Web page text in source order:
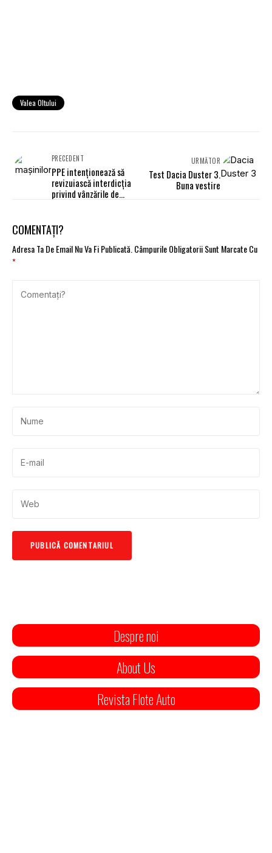
Valea Oltului
PRECEDENT
PPE intenționează să
revizuiască interdicția
privind vânzările de
URMĂTOR
Test Dacia Duster 3.
Buna vestire
COMENTAȚI?
Adresa Ta De Email Nu Va Fi Publicată.Câmpurile Obligatorii Sunt Marcate Cu
*
Despre noi
About Us
Revista Flote Auto